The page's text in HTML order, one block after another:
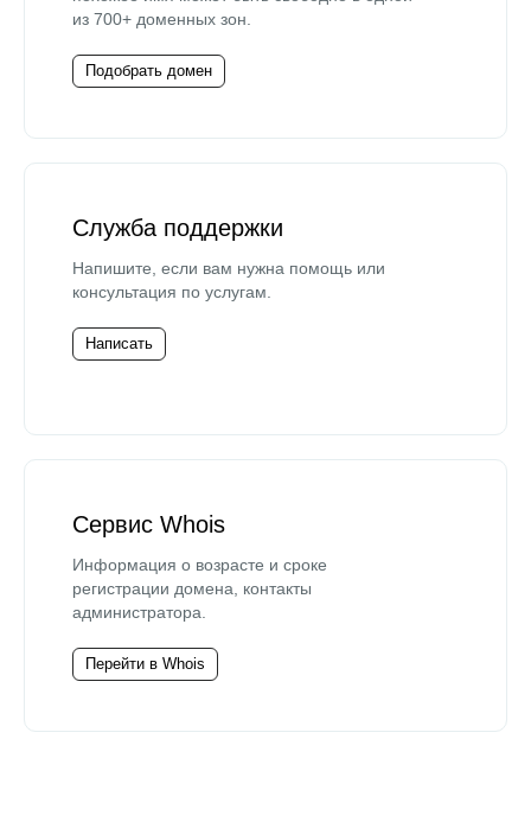
из 700+ доменных зон.
Подобрать домен
Служба поддержки
Напишите, если вам нужна помощь или
консультация по услугам.
Написать
Сервис Whois
Информация о возрасте и сроке
регистрации домена, контакты
администратора.
Перейти в Whois